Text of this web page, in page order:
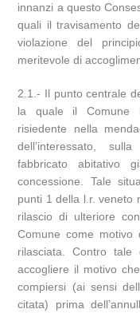
innanzi a questo
quali il travisamento
violazione del
meritevole di
2.1.- Il punto centrale
la quale il Comune
risiedente nella
dell’interessato,
fabbricato abitativo
concessione. Tale
punti 1 della l.r. veneto
rilascio di ulteriore
Comune come motivo
rilasciata. Contro
accogliere il motivo
compiersi (ai sensi
citata) prima